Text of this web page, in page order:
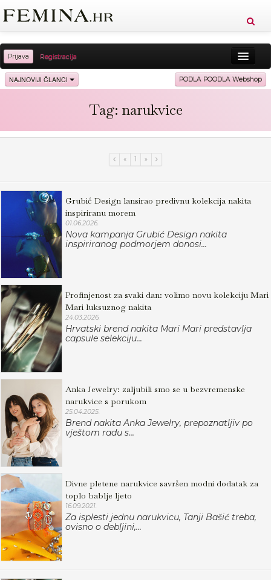
Prijava Registracija
Sreća Zdravlje Vitkost
Ljubav Putovanja
NAJNOVIJI ČLANCI PODLA POODLA Webshop
Tag: narukvice
« 1 »
Grubić Design lansirao predivnu kolekcija nakita
inspiriranu morem
01.06.2026.
Nova kampanja Grubić Design nakita
inspiriranog podmorjem donosi...
Profinjenost za svaki dan: volimo novu kolekciju Mari
Mari luksuznog nakita
24.03.2026.
Hrvatski brend nakita Mari Mari predstavlja
capsule selekciju...
Anka Jewelry: zaljubili smo se u bezvremenske
narukvice s porukom
25.04.2025.
Brend nakita Anka Jewelry, prepoznatljiv po
vještom radu s...
Divne pletene narukvice savršen modni dodatak za
toplo bablje ljeto
16.09.2021.
Za isplesti jednu narukvicu, Tanji Bašić treba,
ovisno o debljini,...